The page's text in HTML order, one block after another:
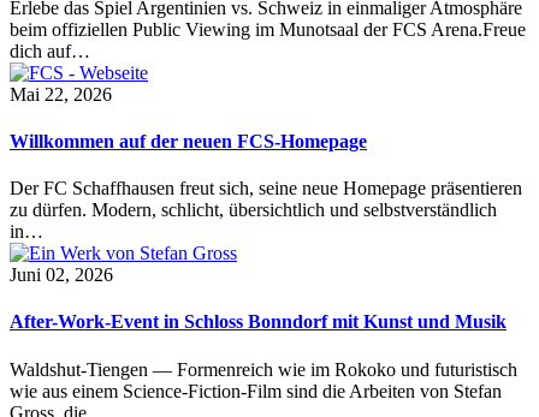
Erlebe das Spiel Argentinien vs. Schweiz in einmaliger Atmosphäre
beim offiziellen Public Viewing im Munotsaal der FCS Arena.Freue
dich auf…
Mai 22, 2026
Willkommen auf der neuen FCS-Homepage
Der FC Schaffhausen freut sich, seine neue Homepage präsentieren
zu dürfen. Modern, schlicht, übersichtlich und selbstverständlich
in…
Juni 02, 2026
After-Work-Event in Schloss Bonndorf mit Kunst und Musik
Waldshut-Tiengen — Formenreich wie im Rokoko und futuristisch
wie aus einem Science-Fiction-Film sind die Arbeiten von Stefan
Gross, die…